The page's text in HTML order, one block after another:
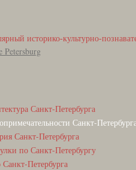
историко-культурно-
Санкт-Петербурга
Санкт-
Санкт-Петербурга
по Санкт-Петербургу
Петербурга